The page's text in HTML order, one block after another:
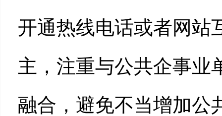
开通热线电话或者网站
主，注重与公共企事业
融合，避免不当增加公